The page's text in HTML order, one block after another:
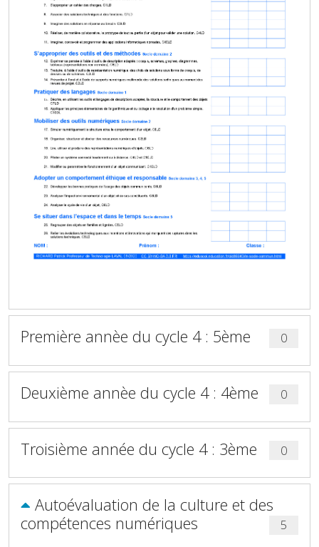
Première annèe du cycle 4 : 5ème 0
Deuxième annèe du cycle 4 : 4ème 0
Troisième année du cycle 4 : 3ème 0
Autoévaluation de la culture et des
compétences numériques
5